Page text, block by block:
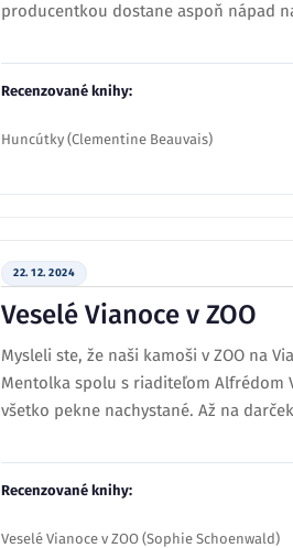
producentkou dostane aspoň nápad
Recenzované knihy:
Huncútky (Clementine Beauvais)
22. 12. 2024
Veselé Vianoce v ZOO
Mysleli ste, že naši kamoši v ZOO na
Mentolka spolu s riaditeľom Alfrédom
všetko pekne nachystané. Až na
Recenzované knihy:
Veselé Vianoce v ZOO (Sophie Schoenwald)